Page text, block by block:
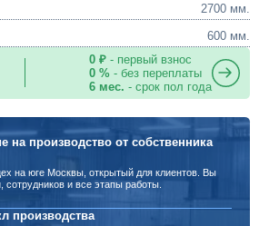
2700 мм.
600 мм.
0 ₽- первый взнос
0 %- без переплаты
6 мес. - срок пол года
на производство от собственника
на юге Москвы, открытый для клиентов. Вы
сотрудников и все этапы работы.
производства